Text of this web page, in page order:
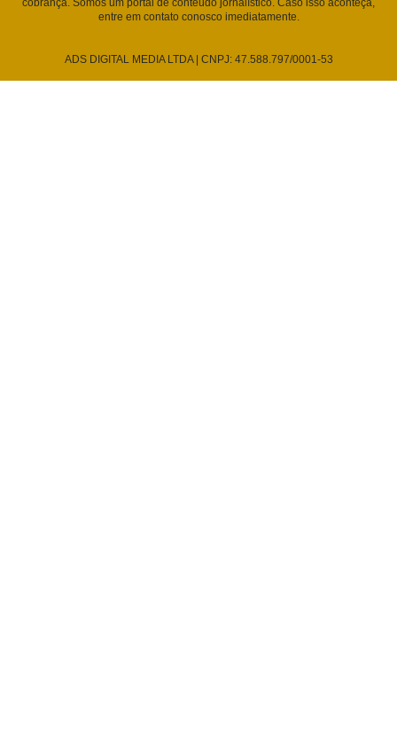
cobrança. Somos um portal de conteúdo jornalístico. Caso isso aconteça,
entre em contato conosco imediatamente.
ADS DIGITAL MEDIA LTDA | CNPJ: 47.588.797/0001-53